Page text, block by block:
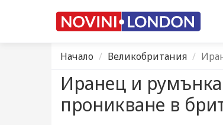
Начало Великобритания
Иранец и
проникване в